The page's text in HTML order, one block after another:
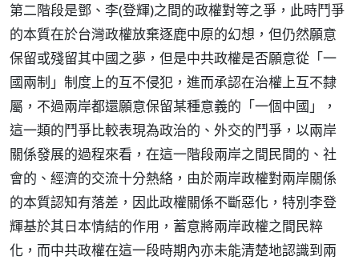
第二階段是鄧、李(登輝)之間的政權對等之爭，此時鬥爭
的本質在於台灣政權放棄逐鹿中原的幻想，但仍然願意
保留或殘留其中國之夢，但是中共政權是否願意從「一
國兩制」制度上的互不侵犯，進而承認在治權上互不隸
屬，不過兩岸都還願意保留某種意義的「一個中國」，
這一類的鬥爭比較表現為政治的、外交的鬥爭，以兩岸
關係發展的過程來看，在這一階段兩岸之間民間的、社
會的、經濟的交流十分熱絡，由於兩岸政權對兩岸關係
的本質認知有落差，因此政權關係不斷惡化，特別李登
輝基於其日本情結的作用，蓄意將兩岸政權之間民粹
化，而中共政權在這一段時期內亦未能清楚地認識到兩